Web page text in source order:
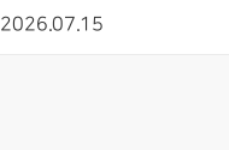
재활볼 개발
2026.07.15